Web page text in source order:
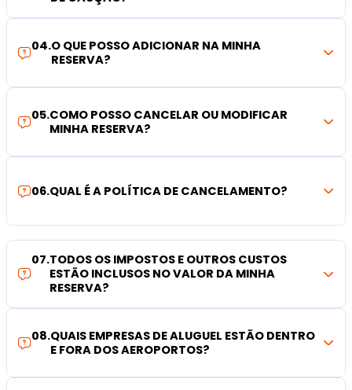
04.O QUE POSSO ADICIONAR NA MINHA
RESERVA?
05.COMO POSSO CANCELAR OU MODIFICAR
MINHA RESERVA?
06.QUAL É A POLÍTICA DE CANCELAMENTO?
07.TODOS OS IMPOSTOS E OUTROS CUSTOS
ESTÃO INCLUSOS NO VALOR DA MINHA
RESERVA?
08.QUAIS EMPRESAS DE ALUGUEL ESTÃO DENTRO
E FORA DOS AEROPORTOS?